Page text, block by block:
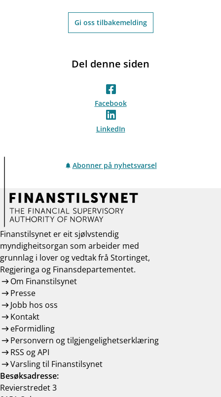
Gi oss tilbakemelding
Del denne siden
Facebook
LinkedIn
Abonner på nyhetsvarsel
Finanstilsynet er eit sjølvstendig
myndigheitsorgan som arbeider med
grunnlag i lover og vedtak frå Stortinget,
Regjeringa og Finansdepartementet.
Om Finanstilsynet
Presse
Jobb hos oss
Kontakt
eFormidling
Personvern og tilgjengelighetserklæring
RSS og API
Varsling til Finanstilsynet
Besøksadresse:
Revierstredet 3